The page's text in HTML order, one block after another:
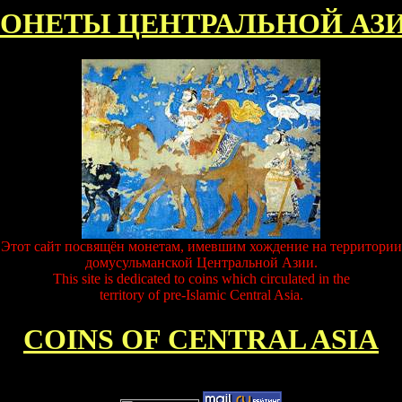
ЦЕНТРАЛЬНОЙ
Этот сайт посвящён монетам, имевшим хождение на территории
домусульманской Центральной Азии.
This site is dedicated to coins which circulated in the
territory of pre-Islamic Central Asia.
COINS OF CENTRAL ASIA